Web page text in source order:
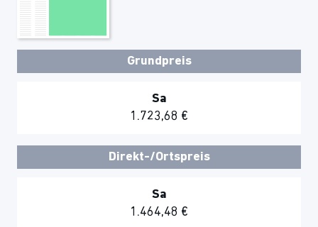
Grundpreis
Sa
1.723,68 €
Direkt-/Ortspreis
Sa
1.464,48 €